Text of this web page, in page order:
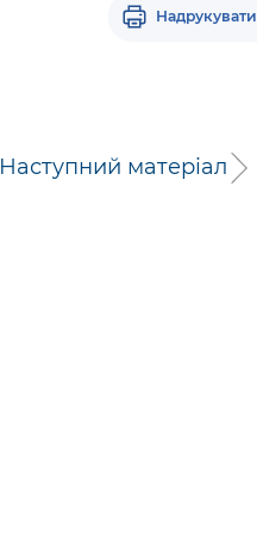
Надрукувати
Наступний матеріал